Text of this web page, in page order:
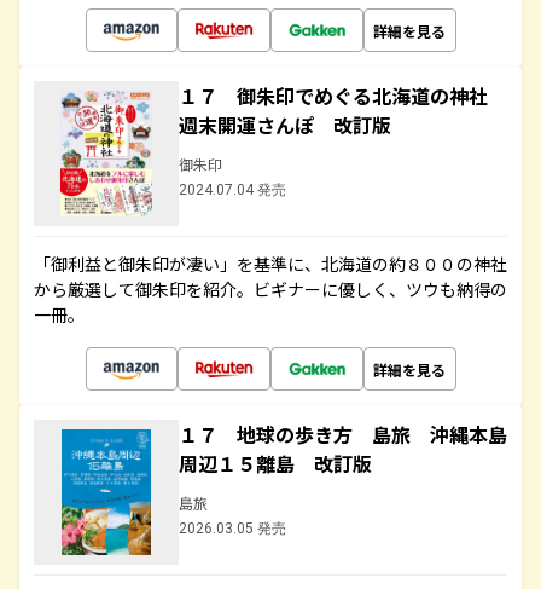
詳細を見る
１７ 御朱印でめぐる北海道の神社
週末開運さんぽ 改訂版
御朱印
2024.07.04 発売
「御利益と御朱印が凄い」を基準に、北海道の約８００の神社
から厳選して御朱印を紹介。ビギナーに優しく、ツウも納得の
一冊。
詳細を見る
１７ 地球の歩き方 島旅 沖縄本島
周辺１５離島 改訂版
島旅
2026.03.05 発売